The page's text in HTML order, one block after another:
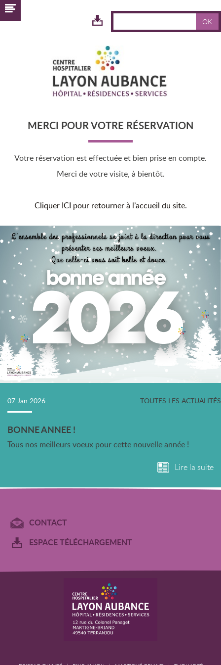
TÉLÉCHARGEMENT
OK
MERCI POUR VOTRE RÉSERVATION
Votre réservation est effectuée et bien prise en compte.
Merci de votre visite, à bientôt.
Cliquer ICI pour retourner à l’accueil du site.
07 Jan 2026
BONNE ANNEE !
Tous nos meilleurs voeux pour cette nouvelle année !
TOUTES LES ACTUALITÉS
Lire la suite
CONTACT
ESPACE TÉLÉCHARGEMENT